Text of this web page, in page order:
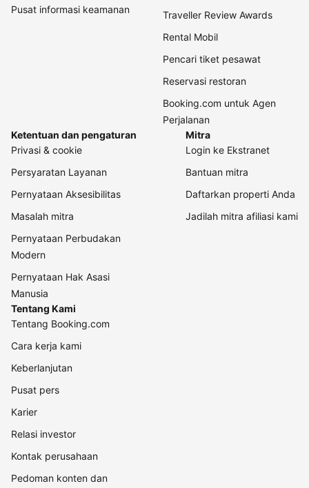
Pusat informasi keamanan
Traveller Review Awards
Rental Mobil
Pencari tiket pesawat
Reservasi restoran
Booking.com untuk Agen
Perjalanan
Ketentuan dan pengaturan
Privasi & cookie
Persyaratan Layanan
Pernyataan Aksesibilitas
Masalah mitra
Pernyataan Perbudakan
Modern
Pernyataan Hak Asasi
Manusia
Mitra
Login ke Ekstranet
Bantuan mitra
Daftarkan properti Anda
Jadilah mitra afiliasi kami
Tentang Kami
Tentang Booking.com
Cara kerja kami
Keberlanjutan
Pusat pers
Karier
Relasi investor
Kontak perusahaan
Pedoman konten dan